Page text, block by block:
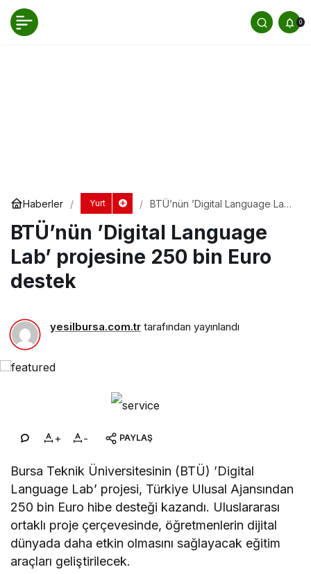
0
Haberler Yurt
BTÜ’nün ’Digital Language Lab’
BTÜ’nün ’Digital Language
Lab’ projesine 250 bin Euro
destek
yesilbursa.com.tr tarafından yayınlandı
+ - PAYLAŞ
Bursa Teknik Üniversitesinin (BTÜ) ’Digital
Language Lab’ projesi, Türkiye Ulusal Ajansından
250 bin Euro hibe desteği kazandı. Uluslararası
ortaklı proje çerçevesinde, öğretmenlerin dijital
dünyada daha etkin olmasını sağlayacak eğitim
araçları geliştirilecek.
BTÜ’nün ’Digital Language Lab’ projesine